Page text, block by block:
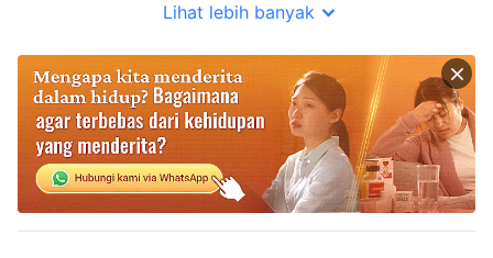
Lihat lebih banyak